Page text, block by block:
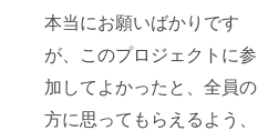
本当にお願いばかりです
が、このプロジェクトに参
加してよかったと、全員の
方に思ってもらえるよう、